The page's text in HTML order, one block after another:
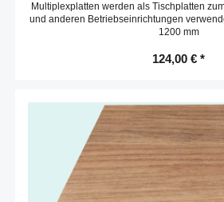
Multiplexplatten werden als Tischplatten
und anderen Betriebseinrichtungen
1200 mm
124,00 € *